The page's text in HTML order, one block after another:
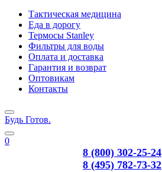
Тактическая медицина
Еда в дорогу
Термосы Stanley
Фильтры для воды
Оплата и доставка
Гарантия и возврат
Оптовикам
Контакты
Будь Готов.
0
8 (800) 302-25-24
8 (495) 782-73-32